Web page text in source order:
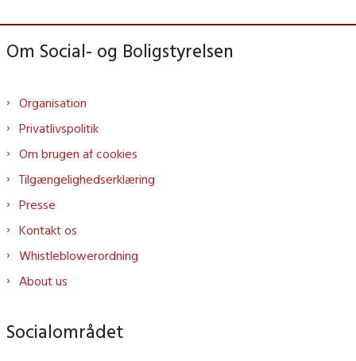
Om Social- og Boligstyrelsen
Organisation
Privatlivspolitik
Om brugen af cookies
Tilgængelighedserklæring
Presse
Kontakt os
Whistleblowerordning
About us
Socialområdet